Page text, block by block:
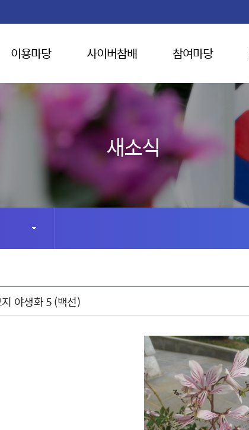
이용마당 사이버참배 참여마당
새소식
야생화 5 (백선)